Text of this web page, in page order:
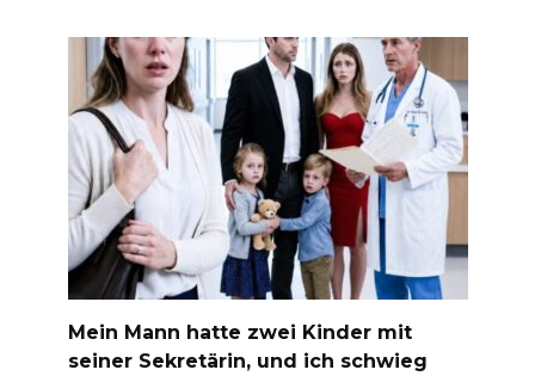
Mein Mann hatte zwei Kinder mit
seiner Sekretärin, und ich schwieg